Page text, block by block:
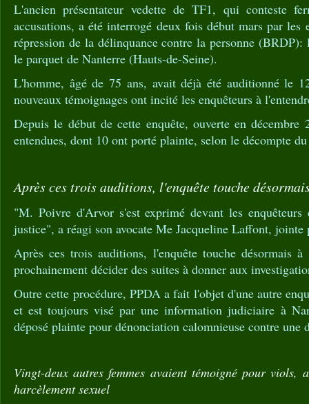
L'ancien présentateur vedette de TF1, qui conteste
accusations, a été interrogé deux fois début mars par les
répression de la délinquance contre la personne
le parquet de Nanterre (Hauts-de-Seine).
L'homme, âgé de 75 ans, avait déjà été auditionné le
nouveaux témoignages ont incité les enquêteurs à
Depuis le début de cette enquête, ouverte en décembre
entendues, dont 10 ont porté plainte, selon le décompte
Après ces trois auditions, l'enquête touche
"M. Poivre d'Arvor s'est exprimé devant les
justice", a réagi son avocate Me Jacqueline Laffont, jointe
Après ces trois auditions, l'enquête touche désormais
prochainement décider des suites à donner aux
Outre cette procédure, PPDA a fait l'objet d'une autre
et est toujours visé par une information judiciaire à
déposé plainte pour dénonciation calomnieuse contre une
Vingt-deux autres femmes avaient témoigné pour viols,
harcèlement sexuel